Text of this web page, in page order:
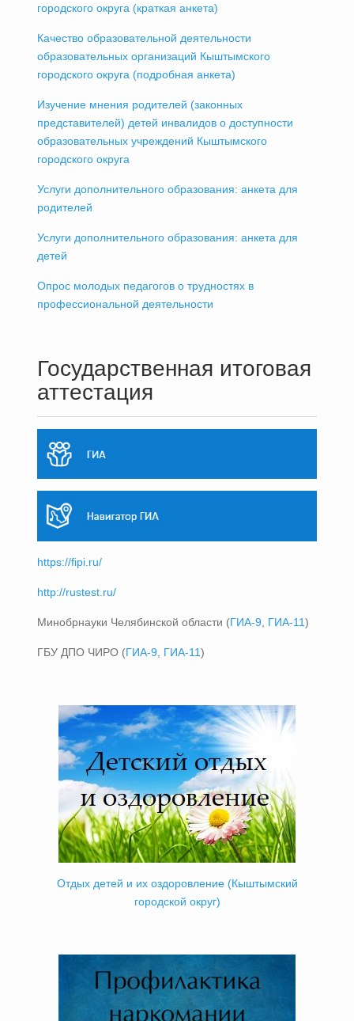
городского округа (краткая анкета)
Качество образовательной деятельности
образовательных организаций Кыштымского
городского округа (подробная анкета)
Изучение мнения родителей (законных
представителей) детей инвалидов о доступности
образовательных учреждений Кыштымского
городского округа
Услуги дополнительного образования: анкета для
родителей
Услуги дополнительного образования: анкета для
детей
Опрос молодых педагогов о трудностях в
профессиональной деятельности
Государственная итоговая
аттестация
https://fipi.ru/
http://rustest.ru/
Минобрнауки Челябинской области (ГИА-9 ГИА-11)
ГБУ ДПО ЧИРО (ГИА-9 ГИА-11)
Отдых детей и их оздоровление (Кыштымский
городской округ)